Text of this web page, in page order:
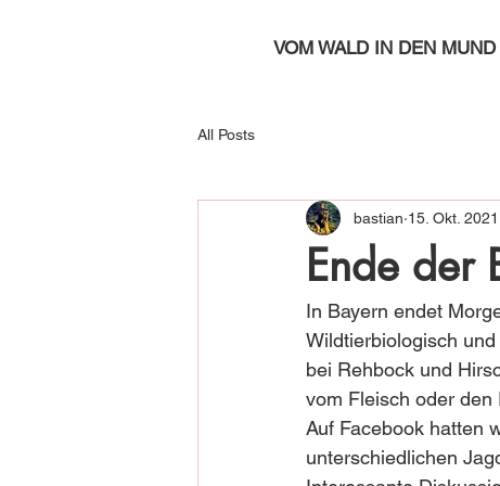
VOM WALD IN DEN MUND
All Posts
Ende der
bastian 15. Okt. 2021
In Bayern endet
Wildtierbiologisch
bei Rehbock und
vom Fleisch oder
Auf Facebook hatten
unterschiedlichen